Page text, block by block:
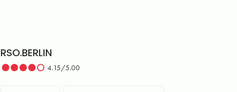
RSO.BERLIN
4.15/5.00